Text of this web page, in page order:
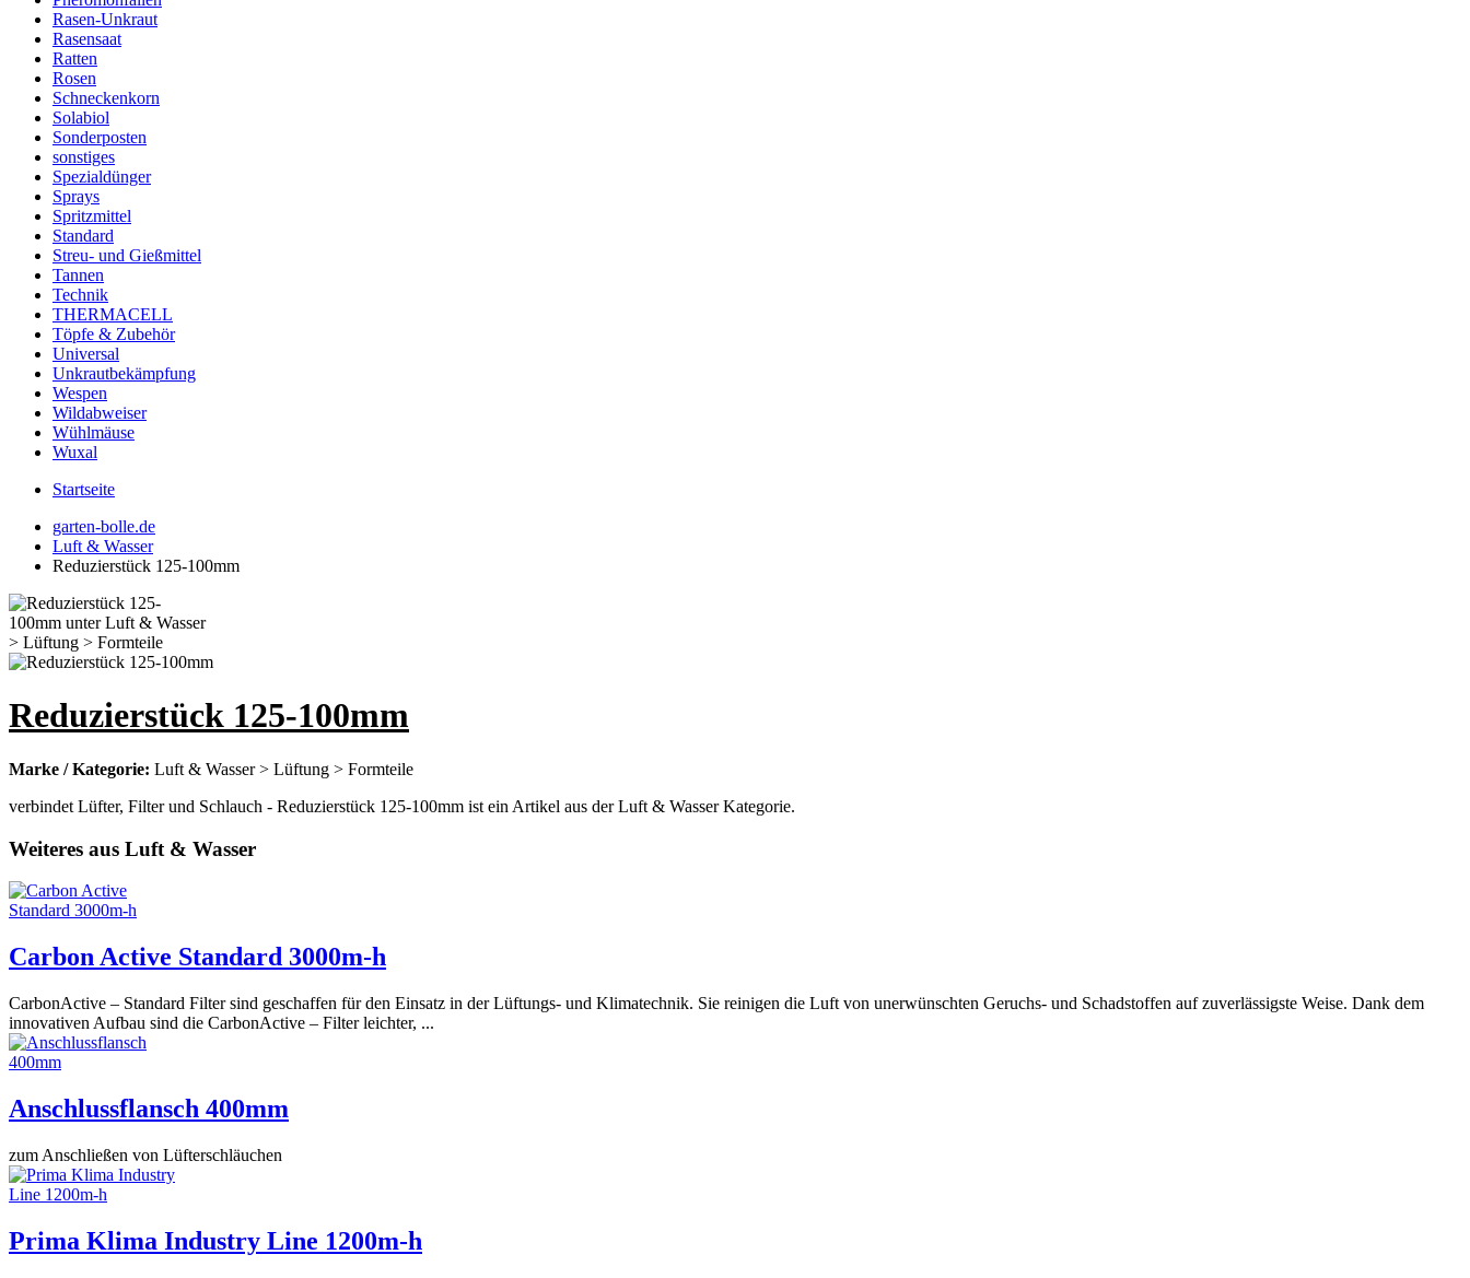
Rasen-Unkraut
Rasensaat
Ratten
Rosen
Schneckenkorn
Solabiol
Sonderposten
sonstiges
Spezialdünger
Sprays
Spritzmittel
Standard
Streu- und Gießmittel
Tannen
Technik
THERMACELL
Töpfe & Zubehör
Universal
Unkrautbekämpfung
Wespen
Wildabweiser
Wühlmäuse
Wuxal
Startseite
garten-bolle.de
Luft & Wasser
Reduzierstück 125-100mm
Reduzierstück 125-100mm
Marke / Kategorie: Luft & Wasser > Lüftung > Formteile
verbindet Lüfter, Filter und Schlauch - Reduzierstück 125-100mm ist ein Artikel aus der Luft & Wasser Kategorie.
Weiteres aus Luft & Wasser
Carbon Active Standard 3000m-h
CarbonActive – Standard Filter sind geschaffen für den Einsatz in der Lüftungs- und Klimatechnik. Sie reinigen die Luft von unerwünschten Geruchs- und Schadstoffen auf zuverlässigste Weise. Dank dem
innovativen Aufbau sind die CarbonActive – Filter leichter, ...
Anschlussflansch 400mm
zum Anschließen von Lüfterschläuchen
Prima Klima Industry Line 1200m-h